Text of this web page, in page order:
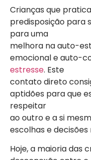
Crianças que
predisposição para
para uma
melhora na auto-
emocional e auto-
estresse. Este
contato direto
aptidões para que
respeitar
ao outro e a si
escolhas e
Hoje, a maioria das